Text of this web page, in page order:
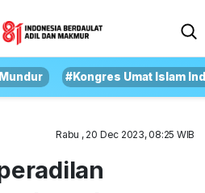
#Kongres Umat Islam
Rabu , 20 Dec 2023, 08:25 WIB